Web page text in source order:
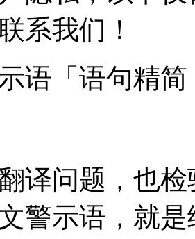
系我们！
语「语句精
译问题，也
警示语，就